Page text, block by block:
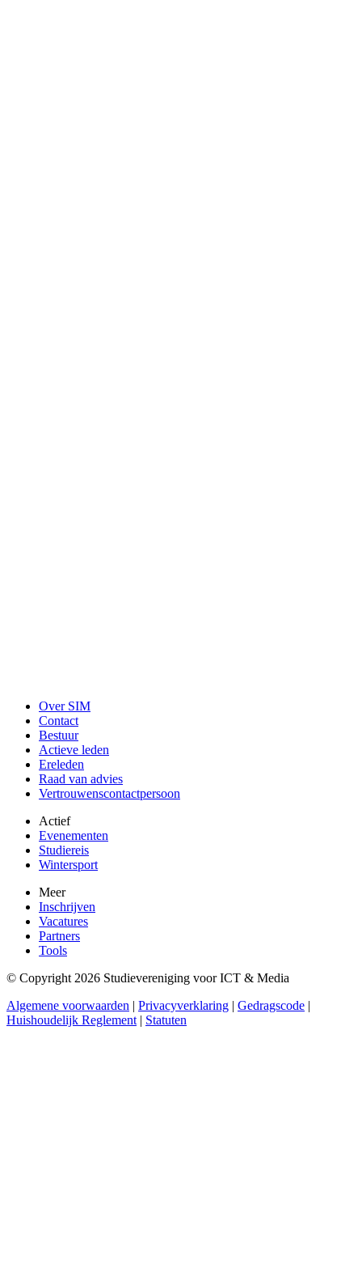
Over SIM
Contact
Bestuur
Actieve leden
Ereleden
Raad van advies
Vertrouwenscontactpersoon
Actief
Evenementen
Studiereis
Wintersport
Meer
Inschrijven
Vacatures
Partners
Tools
© Copyright 2026 Studievereniging voor ICT & Media
Algemene voorwaarden | Privacyverklaring | Gedragscode |
Huishoudelijk Reglement | Statuten